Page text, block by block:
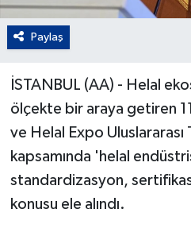
Paylaş
İSTANBUL (AA) - Helal
ölçekte bir araya getiren
ve Helal Expo Uluslararası
kapsamında 'helal
standardizasyon,
konusu ele alındı.